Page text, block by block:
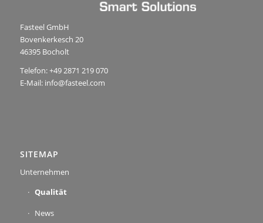
Fasteel GmbH
Bovenkerkesch 20
46395 Bocholt
Telefon: +49 2871 219 070
E-Mail: info@fasteel.com
SITEMAP
Unternehmen
Qualität
News